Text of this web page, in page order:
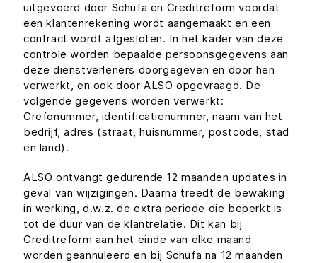
uitgevoerd door Schufa en Creditreform voordat
een klantenrekening wordt aangemaakt en een
contract wordt afgesloten. In het kader van deze
controle worden bepaalde persoonsgegevens aan
deze dienstverleners doorgegeven en door hen
verwerkt, en ook door ALSO opgevraagd. De
volgende gegevens worden verwerkt:
Crefonummer, identificatienummer, naam van het
bedrijf, adres (straat, huisnummer, postcode, stad
en land).
ALSO ontvangt gedurende 12 maanden updates in
geval van wijzigingen. Daarna treedt de bewaking
in werking, d.w.z. de extra periode die beperkt is
tot de duur van de klantrelatie. Dit kan bij
Creditreform aan het einde van elke maand
worden geannuleerd en bij Schufa na 12 maanden